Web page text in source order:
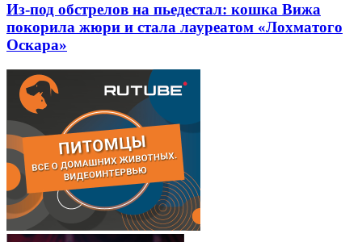
Из-под обстрелов на пьедестал: кошка Вижа
покорила жюри и стала лауреатом «Лохматого
Оскара»